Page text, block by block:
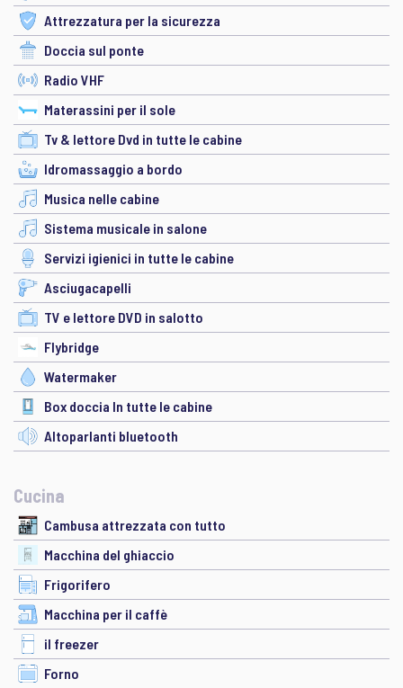
Attrezzatura per la sicurezza
Doccia sul ponte
Radio VHF
Materassini per il sole
Tv & lettore Dvd in tutte le cabine
Idromassaggio a bordo
Musica nelle cabine
Sistema musicale in salone
Servizi igienici in tutte le cabine
Asciugacapelli
TV e lettore DVD in salotto
Flybridge
Watermaker
Box doccia In tutte le cabine
Altoparlanti bluetooth
Cucina
Cambusa attrezzata con tutto
Macchina del ghiaccio
Frigorifero
Macchina per il caffè
il freezer
Forno